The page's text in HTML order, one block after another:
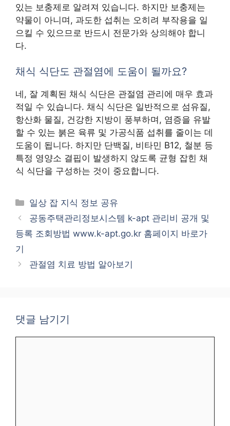
있는 보충제로 알려져 있습니다. 하지만 보충제는
약물이 아니며, 과도한 섭취는 오히려 부작용을 일
으킬 수 있으므로 반드시 전문가와 상의해야 합니
다.
채식 식단도 관절염에 도움이 될까요?
네, 잘 계획된 채식 식단은 관절염 관리에 매우 효과
적일 수 있습니다. 채식 식단은 일반적으로 섬유질,
항산화 물질, 건강한 지방이 풍부하며, 염증을 유발
할 수 있는 붉은 육류 및 가공식품 섭취를 줄이는 데
도움이 됩니다. 하지만 단백질, 비타민 B12, 철분 등
특정 영양소 결핍이 발생하지 않도록 균형 잡힌 채
식 식단을 구성하는 것이 중요합니다.
카
테
리
일상 잡 지식 정보 공유
공동주택관리정보시스템 k-apt 관리비 공개 및
등록 조회방법 www.k-apt.go.kr 홈페이지 바로가
기
관절염 치료 방법 알아보기
댓글 남기기